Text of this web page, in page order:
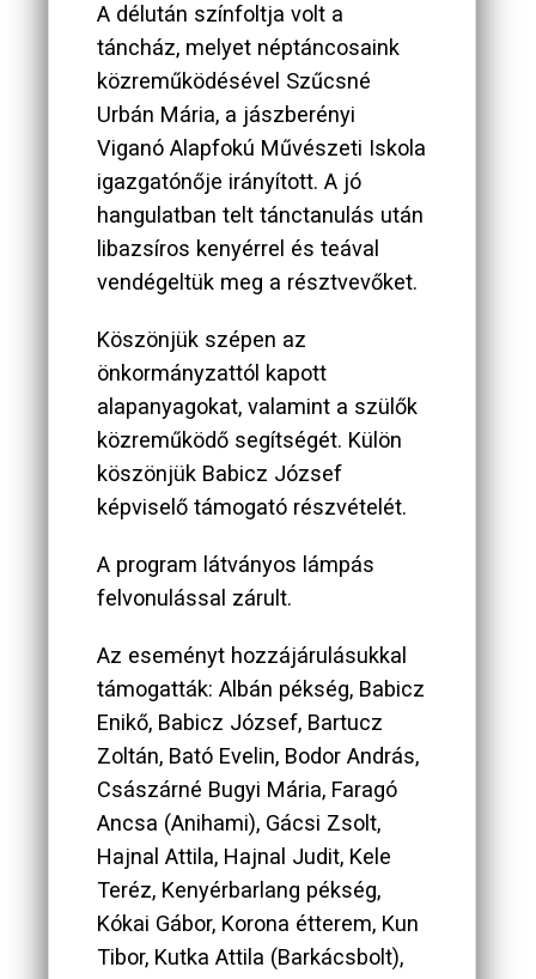
A délután színfoltja volt a
táncház, melyet néptáncosaink
közreműködésével Szűcsné
Urbán Mária, a jászberényi
Viganó Alapfokú Művészeti Iskola
igazgatónője irányított. A jó
hangulatban telt tánctanulás után
libazsíros kenyérrel és teával
vendégeltük meg a résztvevőket.
Köszönjük szépen az
önkormányzattól kapott
alapanyagokat, valamint a szülők
közreműködő segítségét. Külön
köszönjük Babicz József
képviselő támogató részvételét.
A program látványos lámpás
felvonulással zárult.
Az eseményt hozzájárulásukkal
támogatták: Albán pékség, Babicz
Enikő, Babicz József, Bartucz
Zoltán, Bató Evelin, Bodor András,
Császárné Bugyi Mária, Faragó
Ancsa (Anihami), Gácsi Zsolt,
Hajnal Attila, Hajnal Judit, Kele
Teréz, Kenyérbarlang pékség,
Kókai Gábor, Korona étterem, Kun
Tibor, Kutka Attila (Barkácsbolt),